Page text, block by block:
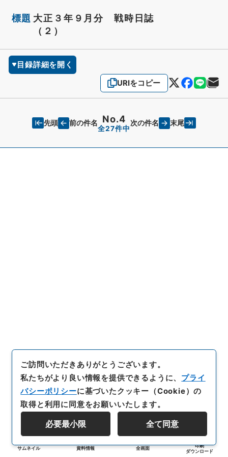
標題 大正３年９月分 戦時日誌
（２）
目録詳細を開く
URIをコピー
先頭 前の件名 No.4
全27件中
次の件名 末尾
サムネイル 資料情報 全画面
印刷
ダウンロード
ご訪問いただきありがとうございます。
私たちがより良い情報を提供できるように、 プライ
バシーポリシーに基づいたクッキー（Cookie）の
取得と利用に同意をお願いいたします。
必要最小限 全て同意